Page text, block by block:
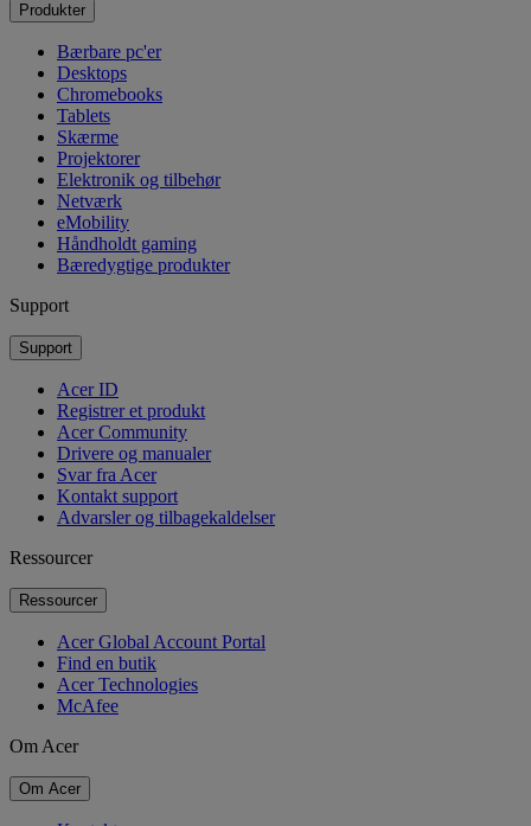
Produkter
Bærbare pc'er
Desktops
Chromebooks
Tablets
Skærme
Projektorer
Elektronik og tilbehør
Netværk
eMobility
Håndholdt gaming
Bæredygtige produkter
Support
Support
Acer ID
Registrer et produkt
Acer Community
Drivere og manualer
Svar fra Acer
Kontakt support
Advarsler og tilbagekaldelser
Ressourcer
Ressourcer
Acer Global Account Portal
Find en butik
Acer Technologies
McAfee
Om Acer
Om Acer